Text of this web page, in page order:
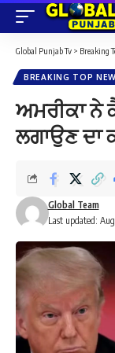
Global Punjab Tv > Breaking
BREAKING TOP
ਅਮਰੀਕਾ ਨੇ
ਲਗਾਉਣ ਦਾ
Last updated:
Global Team